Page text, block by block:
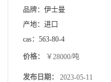
品牌： 伊士曼
产地： 进口
cas： 563-80-4
价格： ￥28000/吨
发布日期： 2023-05-11